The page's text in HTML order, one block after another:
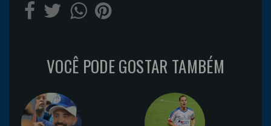
VOCÊ PODE GOSTAR TAMBÉM